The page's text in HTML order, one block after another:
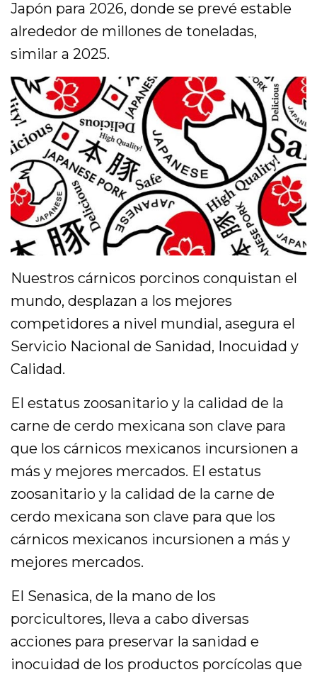
Japón para 2026, donde se prevé estable
alrededor de millones de toneladas,
similar a 2025.
Nuestros cárnicos porcinos conquistan el
mundo, desplazan a los mejores
competidores a nivel mundial, asegura el
Servicio Nacional de Sanidad, Inocuidad y
Calidad.
El estatus zoosanitario y la calidad de la
carne de cerdo mexicana son clave para
que los cárnicos mexicanos incursionen a
más y mejores mercados. El estatus
zoosanitario y la calidad de la carne de
cerdo mexicana son clave para que los
cárnicos mexicanos incursionen a más y
mejores mercados.
El Senasica, de la mano de los
porcicultores, lleva a cabo diversas
acciones para preservar la sanidad e
inocuidad de los productos porcícolas que